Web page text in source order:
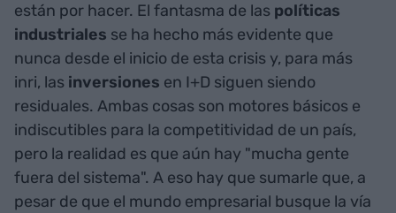
están por hacer. El fantasma de las políticas
industriales se ha hecho más evidente que
nunca desde el inicio de esta crisis y, para más
inri, las inversiones en I+D siguen siendo
residuales. Ambas cosas son motores básicos e
indiscutibles para la competitividad de un país,
pero la realidad es que aún hay "mucha gente
fuera del sistema". A eso hay que sumarle que, a
pesar de que el mundo empresarial busque la vía